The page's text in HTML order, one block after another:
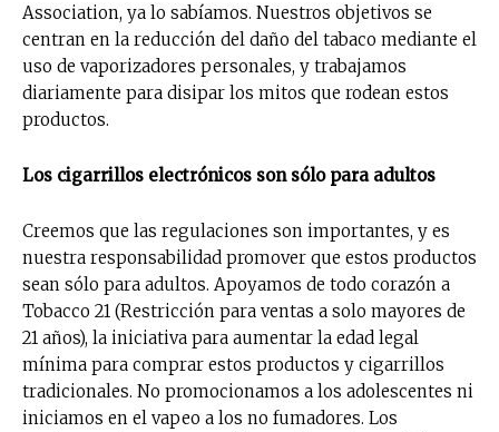
Association, ya lo sabíamos. Nuestros objetivos se
centran en la reducción del daño del tabaco mediante el
uso de vaporizadores personales, y trabajamos
diariamente para disipar los mitos que rodean estos
productos.
Los cigarrillos electrónicos son sólo para adultos
Creemos que las regulaciones son importantes, y es
nuestra responsabilidad promover que estos productos
sean sólo para adultos. Apoyamos de todo corazón a
Tobacco 21 (Restricción para ventas a solo mayores de
21 años), la iniciativa para aumentar la edad legal
mínima para comprar estos productos y cigarrillos
tradicionales. No promocionamos a los adolescentes ni
iniciamos en el vapeo a los no fumadores. Los